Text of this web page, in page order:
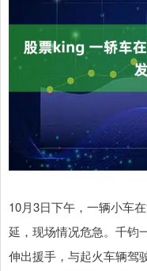
10月3日下午，一辆小车
延，现场情况危急。千钧
伸出援手，与起火车辆驾